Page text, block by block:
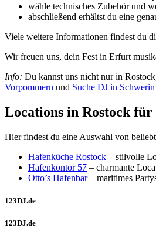
wähle technisches Zubehör und
abschließend erhältst du eine
Viele weitere Informationen findest du
Wir freuen uns, dein Fest in Erfurt
Info: Du kannst uns nicht nur in
Vorpommern und Suche DJ in Schwerin
Locations in Rostock für
Hier findest du eine Auswahl von
Hafenküche Rostock – stilvolle
Hafenkontor 57 – charmante
Otto’s Hafenbar– maritimes
123DJ.de
123DJ.de